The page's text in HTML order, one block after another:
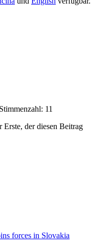
11
Erste, der diesen Beitrag
forces in Slovakia